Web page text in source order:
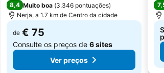
8,4 Muito boa (3.346 pontuações)
Nerja, a 1.7 km de Centro da cidade
de € 75
Consulte os preços de 6 sites
Ver preços